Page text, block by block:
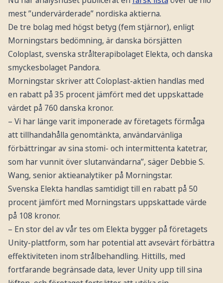
mest ”undervärderade” nordiska aktierna.
De tre bolag med högst betyg (fem stjärnor), enligt
Morningstars bedömning, är danska börsjätten
Coloplast, svenska strålterapibolaget Elekta, och danska
smyckesbolaget Pandora.
Morningstar skriver att Coloplast-aktien handlas med
en rabatt på 35 procent jämfört med det uppskattade
värdet på 760 danska kronor.
– Vi har länge varit imponerade av företagets förmåga
att tillhandahålla genomtänkta, användarvänliga
förbättringar av sina stomi- och intermittenta katetrar,
som har vunnit över slutanvändarna”, säger Debbie S.
Wang, senior aktieanalytiker på Morningstar.
Svenska Elekta handlas samtidigt till en rabatt på 50
procent jämfört med Morningstars uppskattade värde
på 108 kronor.
– En stor del av vår tes om Elekta bygger på företagets
Unity-plattform, som har potential att avsevärt förbättra
effektiviteten inom strålbehandling. Hittills, med
fortfarande begränsade data, lever Unity upp till sina